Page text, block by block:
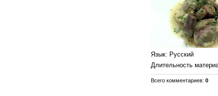
Язык: Русский
Длительность
Всего комментариев: 0